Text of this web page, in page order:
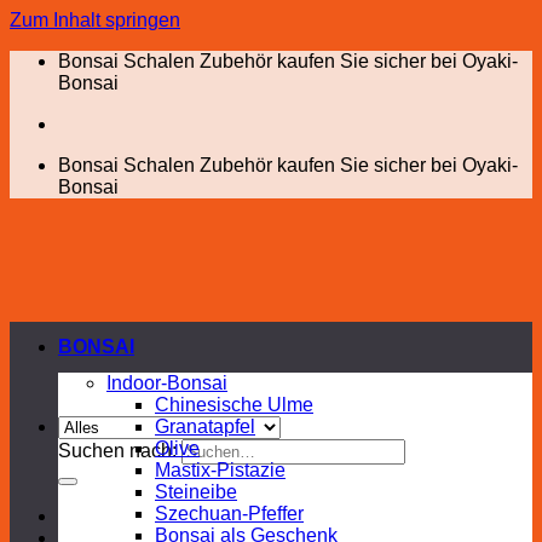
Zum Inhalt springen
Bonsai Schalen Zubehör kaufen Sie sicher bei Oyaki-
Bonsai
Bonsai Schalen Zubehör kaufen Sie sicher bei Oyaki-
Bonsai
Suchen nach:
BONSAI
Indoor-Bonsai
Chinesische Ulme
Granatapfel
Olive
Mastix-Pistazie
Steineibe
Szechuan-Pfeffer
Bonsai als Geschenk